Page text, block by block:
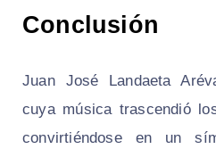
Conclusión
Juan José Landaeta
cuya música trascendió
convirtiéndose en un